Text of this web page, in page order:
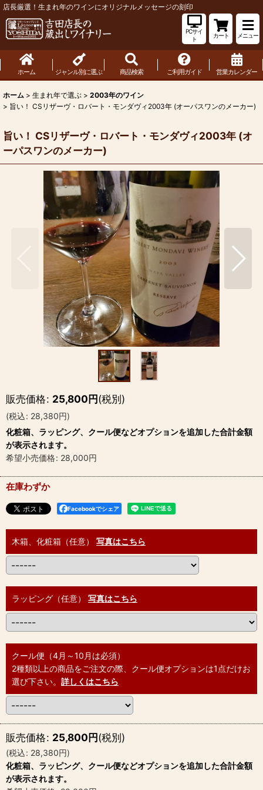
店長厳選！生まれ年のワインにオリジナルメッセージの刻印
PCサイ
ト
カート メニュー
ホーム ジャンル別に選ぶ 商品検索 ご利用ガイド 営業カレンダー
ホーム > 生まれ年で選ぶ > 2003年のワイン
> 旨い！ CSリザーヴ・ロバート・モンダヴィ2003年 (オーパスワンのメーカー)
旨い！ CSリザーヴ・ロバート・モンダヴィ2003年 (オ
ーパスワンのメーカー)
販売価格: 25,800円(税別)
(税込: 28,380円)
化粧箱、ラッピング、クール便などオプションを追加した合計金額
が表示されます。
希望小売価格: 28,000円
在庫わずか
Facebookでシェア
木箱、化粧箱（任意） 写真はこちら
ラッピング（任意） 写真はこちら
クール便（4月～10月は必須）
2種類以上の商品をご注文の際、クール便オプションは1点だけお
選び下さい。 詳しくはこちら
販売価格: 25,800円(税別)
(税込: 28,380円)
化粧箱、ラッピング、クール便などオプションを追加した合計金額
が表示されます。